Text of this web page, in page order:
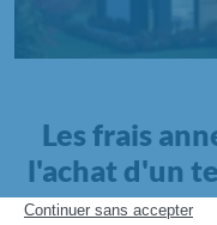
Les frais
l'achat d'un
Il faut également